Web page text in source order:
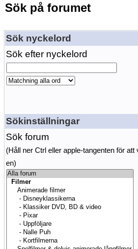
Sök på forumet
Sök nyckelord
Sök efter nyckelord
Sökinställningar
Sök forum
(Håll ner Ctrl eller apple-tangenten för att
en)